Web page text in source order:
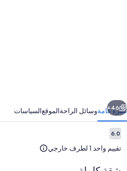
التالي
46+
نظرة عامةوسائل الراحةالموقعالسياسات
التقييمات
6.0
6.0 من 10
تقييم واحد 1 لطرف خارجي